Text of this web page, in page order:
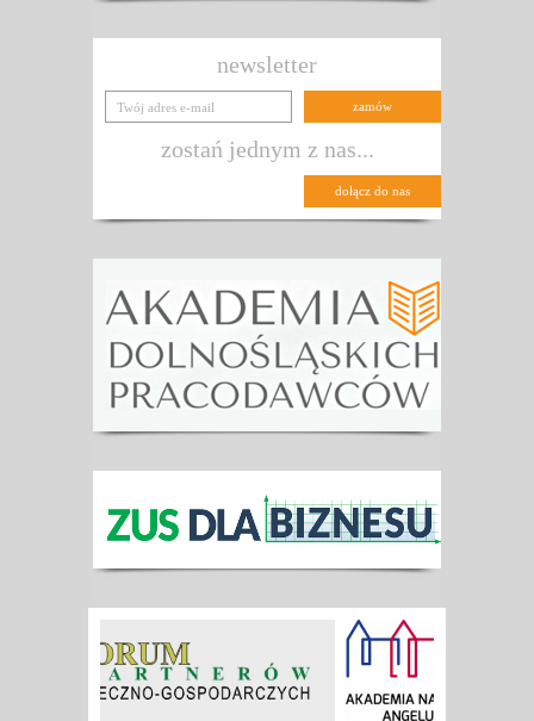
newsletter
zostań jednym z nas...